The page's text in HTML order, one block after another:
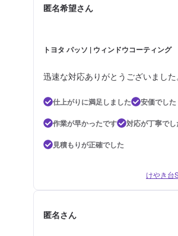
匿名希望さん
トヨタ パッソ | ウィンドウコーティング
迅速な対応ありがとうございました。
仕上がりに満足しました
安価でした
作業が早かったです
対応が丁寧でし
見積もりが正確でした
けやき台
匿名さん